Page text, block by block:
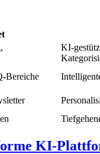
KI-
Bereiche
KI-